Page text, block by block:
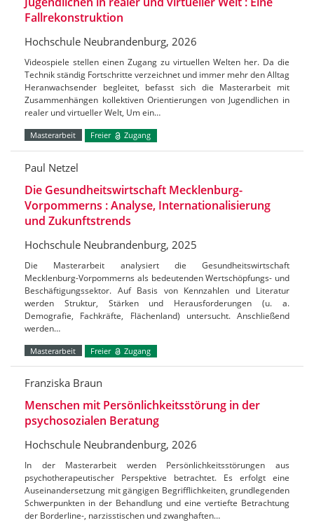
Fallrekonstruktion
Hochschule Neubrandenburg, 2026
Videospiele stellen einen Zugang zu virtuellen Welten her. Da die
Technik ständig Fortschritte verzeichnet und immer mehr den Alltag
Heranwachsender begleitet, befasst sich die Masterarbeit mit
Zusammenhängen kollektiven Orientierungen von Jugendlichen in
realer und virtueller Welt, Um ein…
Masterarbeit Freier Zugang
Paul Netzel
Die Gesundheitswirtschaft Mecklenburg-
Vorpommerns : Analyse, Internationalisierung
und Zukunftstrends
Hochschule Neubrandenburg, 2025
Die Masterarbeit analysiert die Gesundheitswirtschaft
Mecklenburg-Vorpommerns als bedeutenden Wertschöpfungs- und
Beschäftigungssektor. Auf Basis von Kennzahlen und Literatur
werden Struktur, Stärken und Herausforderungen (u. a.
Demografie, Fachkräfte, Flächenland) untersucht. Anschließend
werden…
Masterarbeit Freier Zugang
Franziska Braun
Menschen mit Persönlichkeitsstörung in der
psychosozialen Beratung
Hochschule Neubrandenburg, 2026
In der Masterarbeit werden Persönlichkeitsstörungen aus
psychotherapeutischer Perspektive betrachtet. Es erfolgt eine
Auseinandersetzung mit gängigen Begrifflichkeiten, grundlegenden
Schwerpunkten in der Behandlung und eine vertiefte Betrachtung
der Borderline-, narzisstischen und zwanghaften…